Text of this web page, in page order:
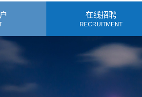
在线招聘
RECRUITMENT